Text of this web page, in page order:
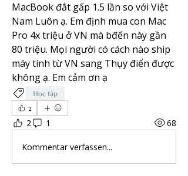
MacBook đắt gấp 1.5 lần so với Việt
Nam Luôn ạ. Em định mua con Mac
Pro 4x triệu ở VN mà bđến này gần
80 triệu. Mọi người có cách nào ship
máy tính từ VN sang Thụy điển được
không ạ. Em cảm ơn ạ
Học tập
2
2 1 68
Kommentar verfassen...